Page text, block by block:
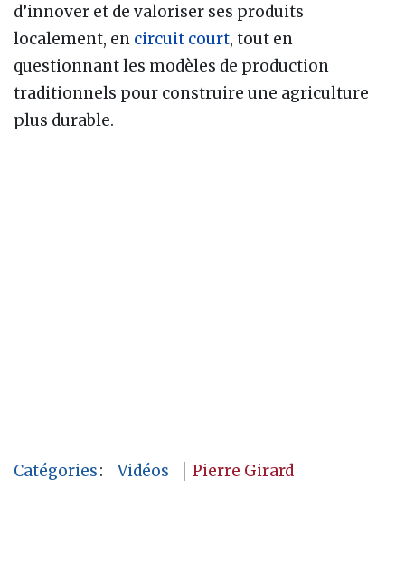
d’innover et de valoriser ses produits
localement, en circuit court, tout en
questionnant les modèles de production
traditionnels pour construire une agriculture
plus durable.
Catégories: Vidéos Pierre Girard